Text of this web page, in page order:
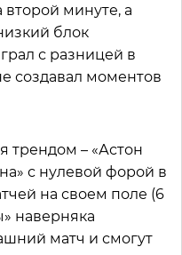
минуте, а
блок
с разницей в
создавал моментов
трендом – «Астон
с нулевой форой в
на своем поле (6
наверняка
матч и смогут